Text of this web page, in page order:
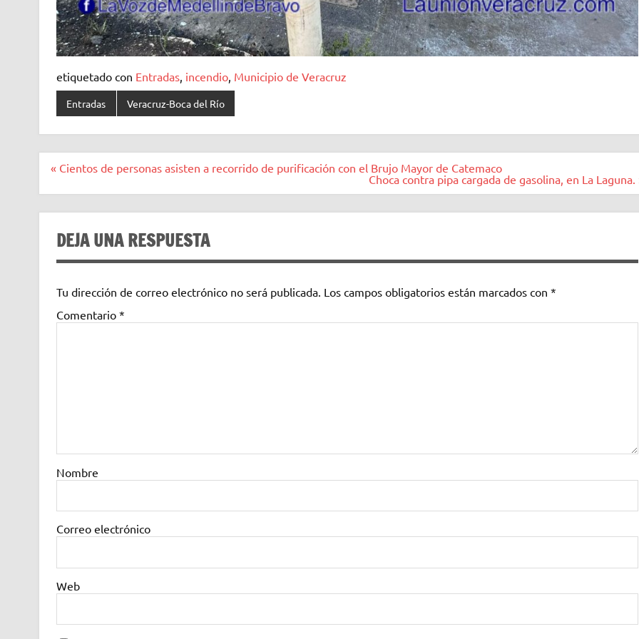
etiquetado con Entradas, incendio, Municipio de Veracruz
Entradas Veracruz-Boca del Río
Navegación
« Cientos de personas asisten a recorrido de purificación con el Brujo Mayor de Catemaco
Choca contra pipa cargada de gasolina, en La Laguna.
DEJA UNA RESPUESTA
Tu dirección de correo electrónico no será publicada. Los campos obligatorios están marcados con *
Comentario *
Nombre
Correo electrónico
Web